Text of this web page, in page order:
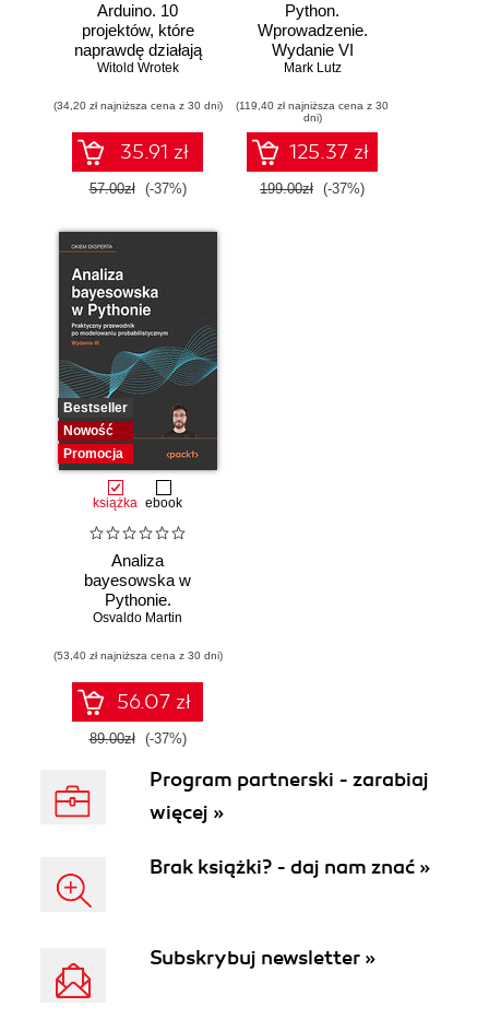
Arduino. 10
projektów, które
naprawdę działają
Witold Wrotek
(34,20 zł najniższa cena z 30 dni)
35.91 zł
57.00zł (-37%)
Python.
Wprowadzenie.
Wydanie VI
Mark Lutz
(119,40 zł najniższa cena z 30
dni)
125.37 zł
199.00zł (-37%)
Bestseller
Nowość
Promocja
książka ebook
Analiza
bayesowska w
Pythonie.
Praktyczny
modelowaniu
probabilistycznym.
Wydanie III
Osvaldo Martin
(53,40 zł najniższa cena z 30 dni)
56.07 zł
89.00zł (-37%)
Program partnerski - zarabiaj
więcej »
Brak książki? - daj nam znać »
Subskrybuj newsletter »